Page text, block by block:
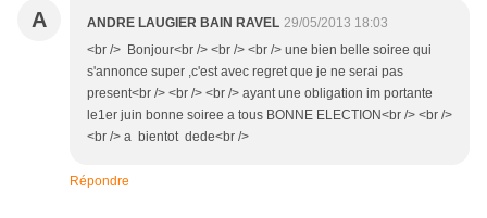
A ANDRE LAUGIER BAIN RAVEL 29/05/2013 18:03
<br /> Bonjour<br /> <br /> <br /> une bien belle soiree qui
s'annonce super ,c'est avec regret que je ne serai pas
present<br /> <br /> <br /> ayant une obligation im portante
le1er juin bonne soiree a tous BONNE ELECTION<br /> <br />
<br /> a bientot dede<br />
Répondre